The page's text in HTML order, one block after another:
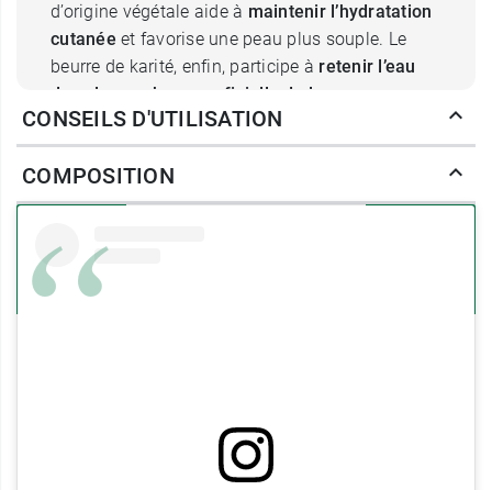
d’origine végétale aide à maintenir l’hydratation
cutanée et favorise une peau plus souple. Le
beurre de karité, enfin, participe à retenir l’eau
dans la couche superficielle de la peau
Résultat visible : la peau paraît plus rebondie.
Un baume hydratant Rosa Fresca à
la texture confortable
La texture baume enveloppe la peau sans
sensation pesante. Les pigments minéraux
Testé sous contrôle dermatologique, ce soin
convient aux peaux sensibles et s’intègre
facilement dans une routine quotidienne,
CONSEILS D'UTILISATION
COMPOSITION